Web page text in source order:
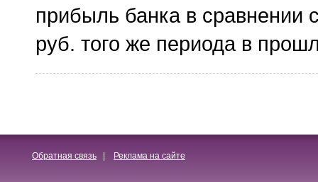
прибыль банка в сравнении
руб. того же периода в
Обратная связь Реклама на сайте